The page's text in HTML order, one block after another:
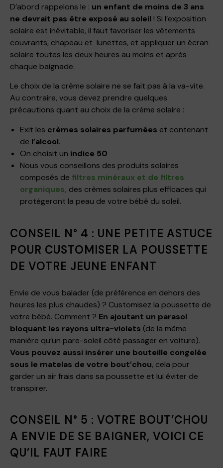
D’abord rappelons le : un enfant de moins de 3 ans
ne devrait pas être exposé au soleil ! Si l’exposition
solaire est inévitable, il faut favoriser les vêtements
couvrants, chapeau et lunettes, et appliquer un écran
solaire toutes les deux heures au moins et après
chaque baignade.
Le choix de la crème solaire ne se fait pas à la va-vite.
Au contraire, vous devez prendre quelques
précautions quant au choix de la crème solaire :
Exit les crèmes solaires parfumées et contenant
de l’alcool.
On choisit un indice 50
Nous vous conseillons des produits solaires
composés de filtres minéraux et de filtres
organiques, des crèmes solaires plus efficaces qui
protégeront la peau de votre bébé du soleil.
CONSEIL N° 4 : UNE PETITE ASTUCE
POUR CUSTOMISER LA POUSSETTE
DE VOTRE JEUNE ENFANT
Envie de vous balader (de préférence en dehors des
heures les plus chaudes) ? Customisez la poussette de
votre bébé. Comment ? En ajoutant un parasol
bloquant les rayons ultra-violets (de la même
manière qu’un pare-soleil côté passager en voiture).
Vous pouvez aussi insérer une bouteille congelée
sous le matelas de votre bout’chou, cela pour
garder un air frais dans sa poussette et lui éviter de
transpirer.
CONSEIL N° 5 : VOTRE BOUT’CHOU
A ENVIE DE SE BAIGNER, VOICI CE
QU’IL FAUT FAIRE